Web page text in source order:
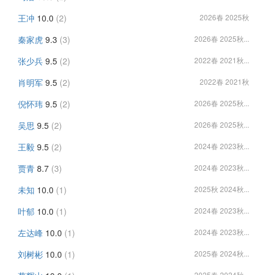
王冲 10.0 (2) 2026春 2025秋
秦家虎 9.3 (3) 2026春 2025秋...
张少兵 9.5 (2) 2022春 2021秋...
肖明军 9.5 (2) 2022春 2021秋
倪怀玮 9.5 (2) 2026春 2025秋...
吴思 9.5 (2) 2026春 2025秋...
王毅 9.5 (2) 2024春 2023秋...
贾青 8.7 (3) 2024春 2023秋...
未知 10.0 (1) 2025秋 2024秋...
叶郁 10.0 (1) 2024春 2023秋...
左达峰 10.0 (1) 2024春 2023秋...
刘树彬 10.0 (1) 2025春 2024秋...